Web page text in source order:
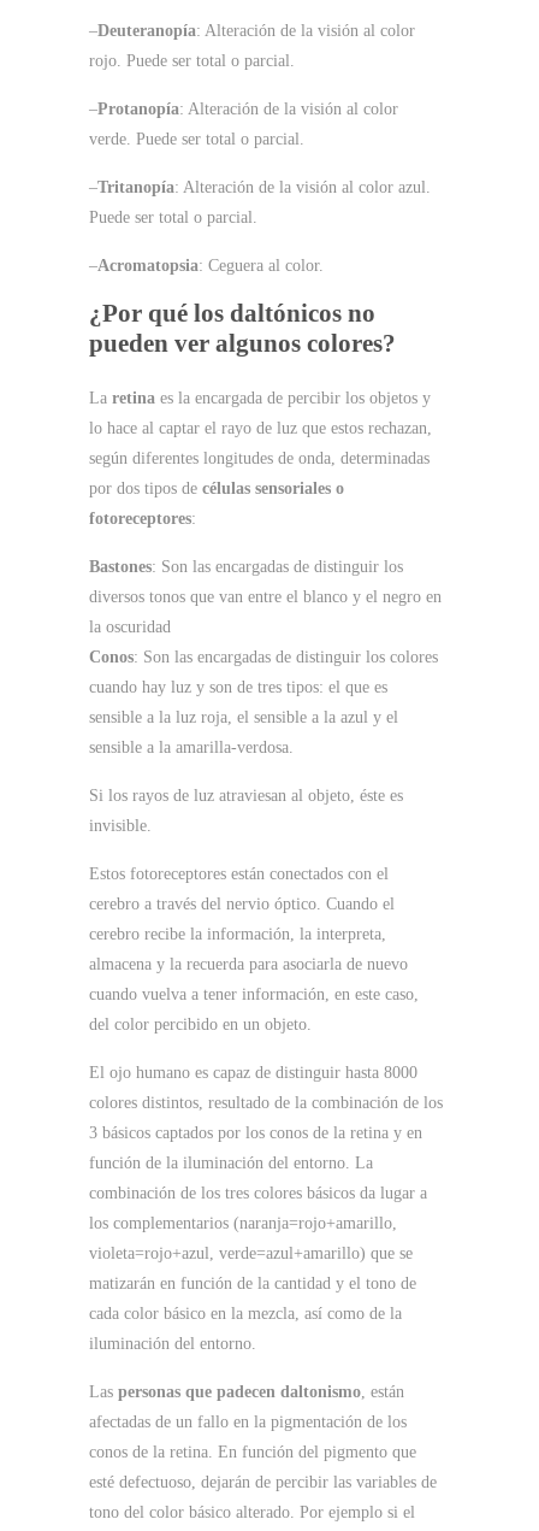
–Deuteranopía: Alteración de la visión al color
rojo. Puede ser total o parcial.
–Protanopía: Alteración de la visión al color
verde. Puede ser total o parcial.
–Tritanopía: Alteración de la visión al color azul.
Puede ser total o parcial.
–Acromatopsia: Ceguera al color.
¿Por qué los daltónicos no
pueden ver algunos colores?
La retina es la encargada de percibir los objetos y
lo hace al captar el rayo de luz que estos rechazan,
según diferentes longitudes de onda, determinadas
por dos tipos de células sensoriales o
fotoreceptores:
Bastones: Son las encargadas de distinguir los
diversos tonos que van entre el blanco y el negro en
la oscuridad
Conos: Son las encargadas de distinguir los colores
cuando hay luz y son de tres tipos: el que es
sensible a la luz roja, el sensible a la azul y el
sensible a la amarilla-verdosa.
Si los rayos de luz atraviesan al objeto, éste es
invisible.
Estos fotoreceptores están conectados con el
cerebro a través del nervio óptico. Cuando el
cerebro recibe la información, la interpreta,
almacena y la recuerda para asociarla de nuevo
cuando vuelva a tener información, en este caso,
del color percibido en un objeto.
El ojo humano es capaz de distinguir hasta 8000
colores distintos, resultado de la combinación de los
3 básicos captados por los conos de la retina y en
función de la iluminación del entorno. La
combinación de los tres colores básicos da lugar a
los complementarios (naranja=rojo+amarillo,
violeta=rojo+azul, verde=azul+amarillo) que se
matizarán en función de la cantidad y el tono de
cada color básico en la mezcla, así como de la
iluminación del entorno.
Las personas que padecen daltonismo , están
afectadas de un fallo en la pigmentación de los
conos de la retina. En función del pigmento que
esté defectuoso, dejarán de percibir las variables de
tono del color básico alterado. Por ejemplo si el